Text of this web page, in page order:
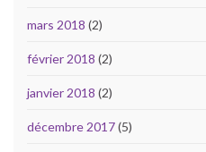
mars 2018 (2)
février 2018 (2)
janvier 2018 (2)
décembre 2017(5)